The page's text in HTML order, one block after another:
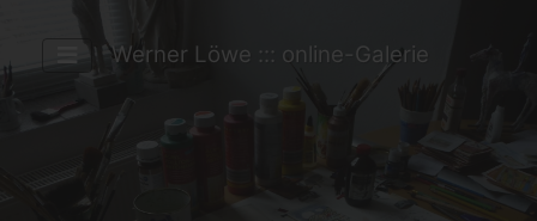
Werner Löwe ::: online-Galerie